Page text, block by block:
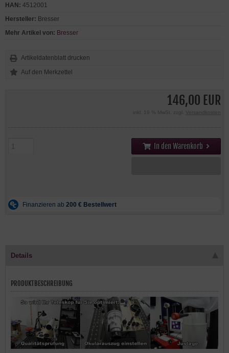
146,00 EUR
inkl. 19 % MwSt. zzgl. Versandkosten
In den Warenkorb
HAN: 4512001
Hersteller: Bresser
Mehr Artikel von: Bresser
Artikeldatenblatt drucken
Details
PRODUKTBESCHREIBUNG